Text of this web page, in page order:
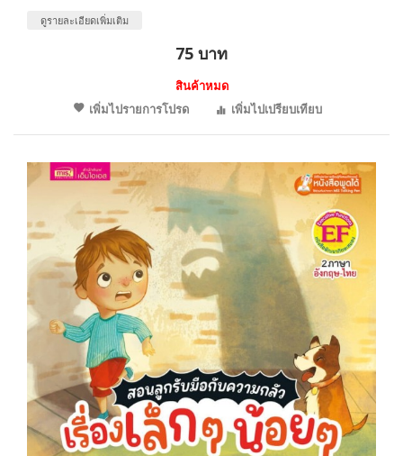
ดูรายละเอียดเพิ่มเติม
75 บาท
สินค้าหมด
เพิ่มไปรายการโปรด
เพิ่มไปเปรียบเทียบ